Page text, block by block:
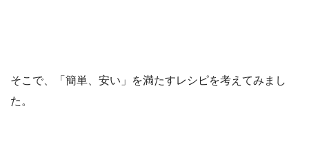
そこで、「簡単、安い」を満たすレシピを考えてみまし
た。